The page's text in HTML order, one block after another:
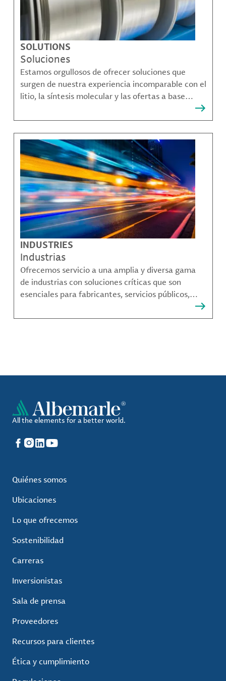
SOLUTIONS
Soluciones
Estamos orgullosos de ofrecer soluciones que
surgen de nuestra experiencia incomparable con el
litio, la síntesis molecular y las ofertas a base
bromo que resuelven muchos de los desafíos más
complejos de nuestros clientes.
INDUSTRIES
Industrias
Ofrecemos servicio a una amplia y diversa gama
de industrias con soluciones críticas que son
esenciales para fabricantes, servicios públicos,
compuestos de materiales y mucho más.
All the elements for a better world.
Facebook
Instagram
LinkedIn
YouTube
Quiénes somos
Ubicaciones
Lo que ofrecemos
Sostenibilidad
Carreras
Inversionistas
Sala de prensa
Proveedores
Recursos para clientes
Ética y cumplimiento